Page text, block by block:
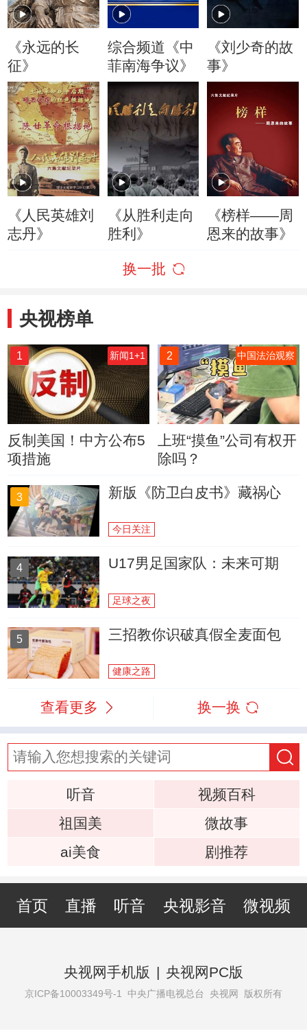
《永远的长
征》
综合频道《中
菲南海争议》
《刘少奇的故
事》
《人民英雄刘
志丹》
《从胜利走向
胜利》
《榜样——周
恩来的故事》
换一批
央视榜单
1 新闻1+1
反制美国！中方公布5
项措施
2 中国法治观察
上班“摸鱼”公司有权开
除吗？
3 新版《防卫白皮书》藏祸心
今日关注
4 U17男足国家队：未来可期
足球之夜
5 三招教你识破真假全麦面包
健康之路
查看更多 换一换
听音
视频百科
祖国美
微故事
ai美食
剧推荐
首页 直播 听音 央视影音 微视频
央视网手机版 | 央视网PC版
京ICP备10003349号-1 中央广播电视总台 央视网 版权所有